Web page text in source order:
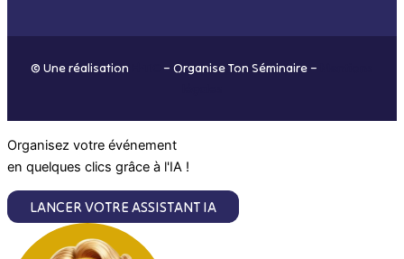
© Une réalisation – Organise Ton Séminaire –
Organisez votre événement
en quelques clics grâce à l'IA !
LANCER VOTRE ASSISTANT IA